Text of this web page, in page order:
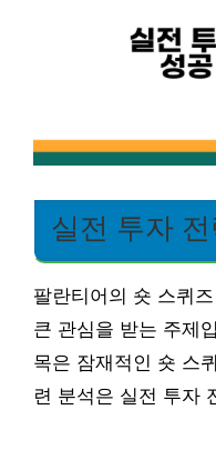
실전 투자
팔란티어의 숏 스퀴
큰 관심을 받는 주제
목은 잠재적인 숏 스
련 분석은 실전 투자